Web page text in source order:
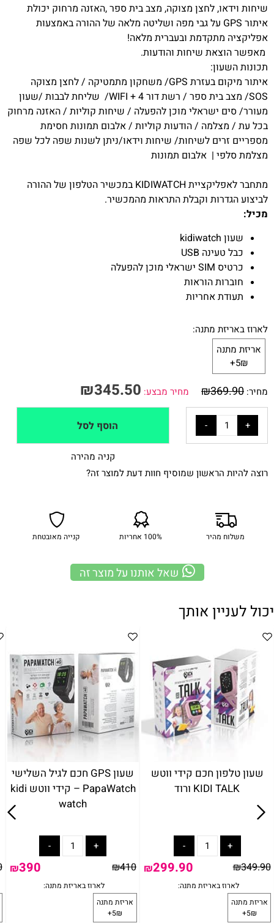
שיחות וידאו, לחצן מצוקה, מצב בית ספר ,האזנה מרחוק יכולת
איתור GPS על גבי מפה ושליטה מלאה של ההורה באמצעות
אפליקציה מתקדמת ובעברית מלאה!
מאפשר הוצאת שיחות והודעות.
תכונות השעון:
איתור מיקום בעזרת GPS/ משחקון מתמטיקה / לחצן מצוקה
SOS/ מצב בית ספר / רשת דור 4 + WIFI/ שליחת לבבות /שעון
מעורר/ סים ישראלי מוכן להפעלה / שיחות קוליות / האזנה מרחוק
בכל עת / מצלמה / הודעות קוליות / אלבום תמונות חסימת
מספריים זרים לשיחות/ שיחות וידאו/ניתן לשנות שפה לכל שפה
מצלמת סלפי | אלבום תמונות
מתחבר לאפליקציית KIDIWATCH במכשיר הטלפון של ההורה
לביצוע הגדרות וקבלת התראות מהמכשיר.
מכיל:
שעון kidiwatch
כבל טעינה USB
כרטיס SIM ישראלי מוכן להפעלה
חוברות הוראות
תעודת אחריות
לארוז באריזת מתנה:
אריזת מתנה
5₪+
מחיר: ₪369.90 מחיר מבצע: ₪345.50
הוסף לסל
קניה מהירה
רוצה להיות הראשון שמוסיף חוות דעת למוצר זה?
משלוח מהיר 100% אחריות קנייה מאובטחת
שאל אותנו על מוצר זה
יכול לעניין אותך
שעון GPS חכם לגיל השלישי
PapaWatch – קידי ווטש kidi
watch
₪410
₪390
שעון טלפון חכם קידי ווטש
KIDI TALK ורוד
₪349.90
₪299.90